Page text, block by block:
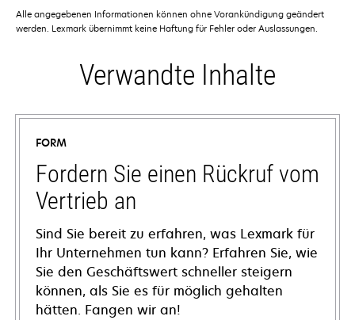
Alle angegebenen Informationen können ohne Vorankündigung geändert
werden. Lexmark übernimmt keine Haftung für Fehler oder Auslassungen.
Verwandte Inhalte
FORM
Fordern Sie einen Rückruf vom
Vertrieb an
Sind Sie bereit zu erfahren, was Lexmark für
Ihr Unternehmen tun kann? Erfahren Sie, wie
Sie den Geschäftswert schneller steigern
können, als Sie es für möglich gehalten
hätten. Fangen wir an!